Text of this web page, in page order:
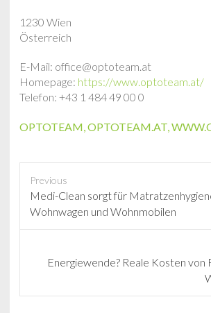
1230 Wien
Österreich
E-Mail: office@optoteam.at
Homepage: https://www.optoteam.at/
Telefon: +43 1 484 49 00 0
OPTOTEAM,OPTOTEAM.AT,
Previous
P
r
e
Medi-Clean sorgt für
Wohnwagen und Wohnmobilen
x
Energiewende? Reale Kosten von